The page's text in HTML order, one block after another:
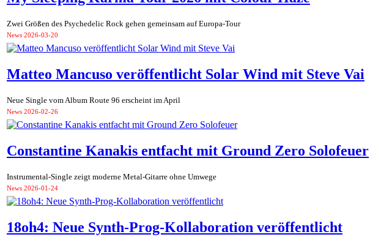
Zwei Größen des Psychedelic Rock gehen gemeinsam auf Europa-Tour
News 2026-03-20
Matteo Mancuso veröffentlicht Solar Wind mit Steve Vai
Neue Single vom Album Route 96 erscheint im April
News 2026-02-26
Constantine Kanakis entfacht mit Ground Zero Solofeuer
Instrumental-Single zeigt moderne Metal-Gitarre ohne Umwege
News 2026-01-24
18oh4: Neue Synth-Prog-Kollaboration veröffentlicht